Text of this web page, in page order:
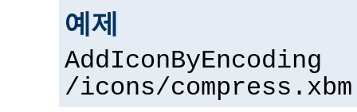
예제
AddIconByEncoding
/icons/